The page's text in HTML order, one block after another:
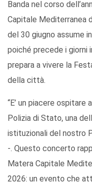
Banda nel corso
Capitale Mediterranea
del 30 giugno assume
poiché precede i giorni
prepara a vivere la
della città.
“E’ un piacere
Polizia di Stato, una
istituzionali del nostro
-. Questo concerto
Matera Capitale
2026: un evento che